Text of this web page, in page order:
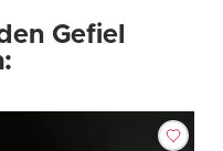
Gefiel